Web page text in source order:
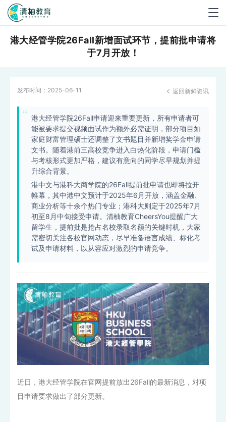
港大经管学院26Fall新增面试环节，提前批申请将
于7月开放！
发布时间： 2025-06-11  返回新鲜资讯
港大经管学院26Fall申请迎来重要更新，所有申请者可
能被要求提交视频面试作为额外必需证明，部分项目如
家庭财富管理硕士还调整了文书题目并新增奖学金申请
文书。随着港前三高校竞争进入白热化阶段，申请门槛
与考核形式更加严格，建议有意向的同学尽早规划并提
升综合背景。
港中文与港科大商学院的26Fall提前批申请也即将拉开
帷幕，其中港中文预计于2025年6月开放，涵盖金融、
商业分析等十余个热门专业；港科大则定于2025年7月
初至8月中旬接受申请。清柚教育CheersYou提醒广大
留学生，提前批是抢占名校录取名额的关键时机，大家
需密切关注各校官网动态，尽早准备语言成绩、标化考
试及申请材料，以从容应对激烈的申请竞争。
近日，港大经管学院在官网提前放出26Fall的最新消息，对项
目申请要求做出了部分更新。